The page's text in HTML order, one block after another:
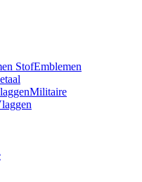
StofEmblemen
Militaire